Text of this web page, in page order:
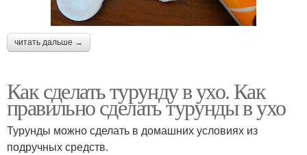
читать дальше →
Как сделать турунду в ухо. Как
правильно сделать турунды в ухо
Турунды можно сделать в домашних условиях из
подручных средств.